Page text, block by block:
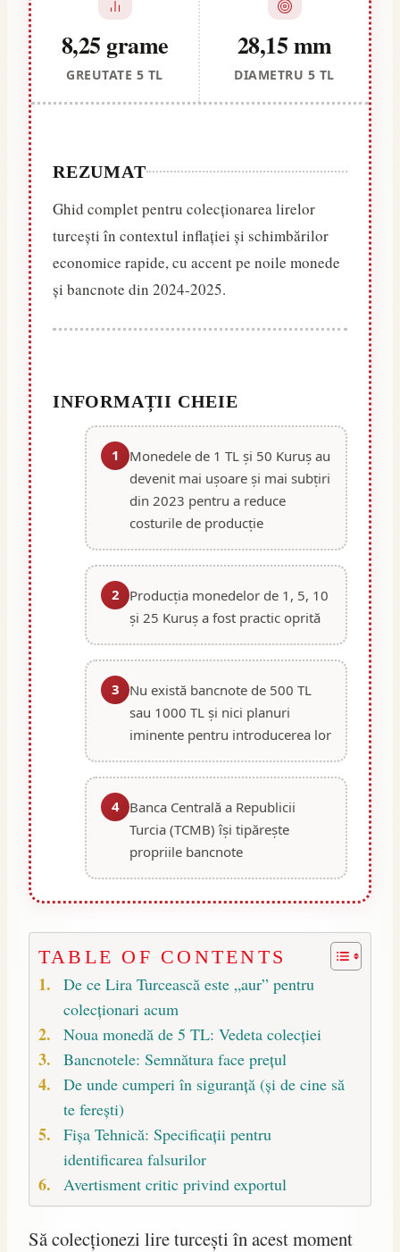
8,25 grame
GREUTATE 5 TL
28,15 mm
DIAMETRU 5 TL
REZUMAT
Ghid complet pentru colecționarea lirelor
turcești în contextul inflației și schimbărilor
economice rapide, cu accent pe noile monede
și bancnote din 2024-2025.
INFORMAȚII CHEIE
1
Monedele de 1 TL și 50 Kuruș au
devenit mai ușoare și mai subțiri
din 2023 pentru a reduce
costurile de producție
2
Producția monedelor de 1, 5, 10
și 25 Kuruș a fost practic oprită
3
Nu există bancnote de 500 TL
sau 1000 TL și nici planuri
iminente pentru introducerea lor
4
Banca Centrală a Republicii
Turcia (TCMB) își tipărește
propriile bancnote
TABLE OF CONTENTS
De ce Lira Turcească este „aur” pentru
colecționari acum
Noua monedă de 5 TL: Vedeta colecției
Bancnotele: Semnătura face prețul
De unde cumperi în siguranță (și de cine să
te ferești)
Fișa Tehnică: Specificații pentru
identificarea falsurilor
Avertisment critic privind exportul
Să colecționezi lire turcești în acest moment